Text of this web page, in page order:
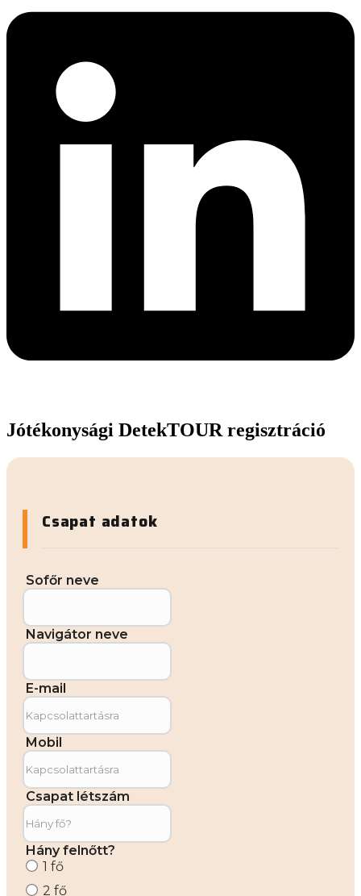
Jótékonysági DetekTOUR regisztráció
Csapat adatok
Sofőr neve
Navigátor neve
E-mail
Mobil
Csapat létszám
Hány felnőtt?
1 fő
2 fő